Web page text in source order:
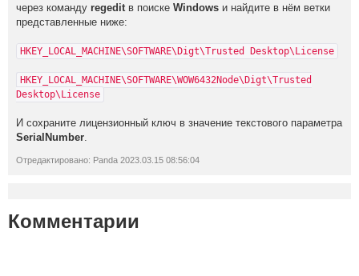
через команду regeditв поиске Windows и найдите в нём ветки
представленные ниже:
HKEY_LOCAL_MACHINE\SOFTWARE\Digt\Trusted Desktop\License
HKEY_LOCAL_MACHINE\SOFTWARE\WOW6432Node\Digt\Trusted
Desktop\License
И сохраните лицензионный ключ в значение текстового параметра
SerialNumber.
Отредактировано: Panda 2023.03.15 08:56:04
Комментарии